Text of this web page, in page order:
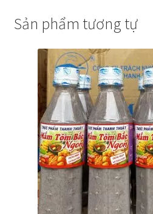
Sản phẩm tương tự